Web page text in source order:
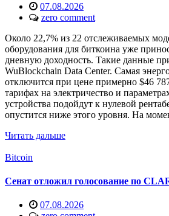
07.08.2026
zero comment
Около 22,7% из 22 отслеживаемых
оборудования для биткоина уже
дневную доходность. Такие данные
WuBlockchain Data Center. Самая
отключится при цене примерно $46
тарифах на электричество и
устройства подойдут к нулевой
опустится ниже этого уровня. На
Читать дальше
Bitcoin
Сенат отложил голосование по
07.08.2026